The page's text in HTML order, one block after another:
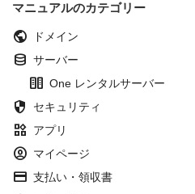
マニュアルのカテゴリー
public ドメイン
database サーバー
host One レンタルサーバー
security セキュリティ
widgets アプリ
account_circle マイページ
credit_card 支払い・領収書